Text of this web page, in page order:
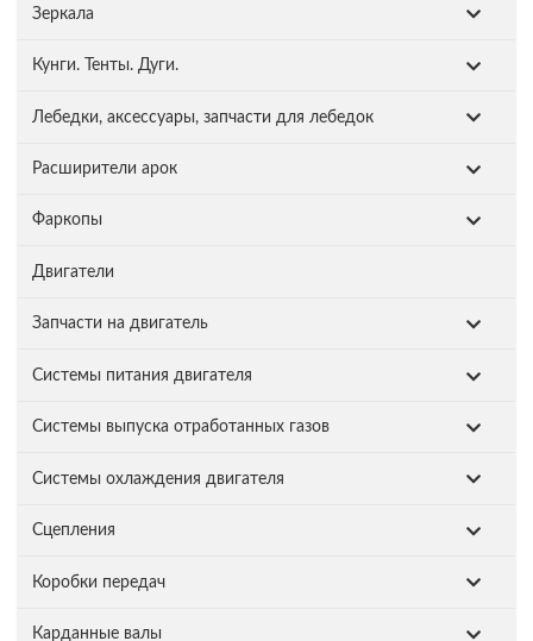
Зеркала
Кунги. Тенты. Дуги.
Лебедки, аксессуары, запчасти для лебедок
Расширители арок
Фаркопы
Двигатели
Запчасти на двигатель
Системы питания двигателя
Системы выпуска отработанных газов
Системы охлаждения двигателя
Сцепления
Коробки передач
Карданные валы